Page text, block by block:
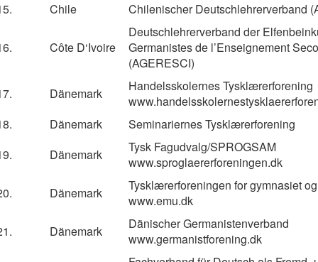
Chile Chilenischer Deutschlehrerverband
Côte D‘Ivoire
Deutschlehrerverband der
Germanistes de l’Enseignement
(AGERESCI)
Dänemark
Handelsskolernes Tysklærerforening
Dänemark
Seminariernes Tysklærerforening
Dänemark
Tysk Fagudvalg/SPROGSAM
www.sproglaererforeningen.dk
Dänemark
Tysklærerforeningen for gymnasiet
www.emu.dk
Dänemark
Dänischer Germanistenverband
www.germanistforening.dk